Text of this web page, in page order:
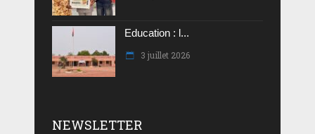
Education : l...
3 juillet 2026
NEWSLETTER